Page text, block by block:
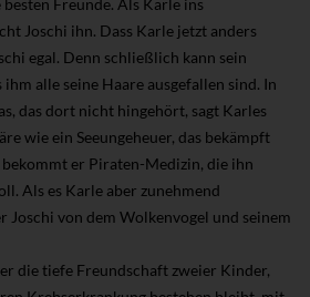
Freunde. Als Karle ins
Joschi ihn. Dass Karle jetzt anders
egal. Denn schließlich kann sein
alle seine Haare ausgefallen sind. In
das dort nicht hingehört, sagt Karles
wie ein Seeungeheuer, das bekämpft
er Piraten-Medizin, die ihn
Als es Karle aber zunehmend
Joschi von dem Wolkenvogel und seinem
die tiefe Freundschaft zweier Kinder,